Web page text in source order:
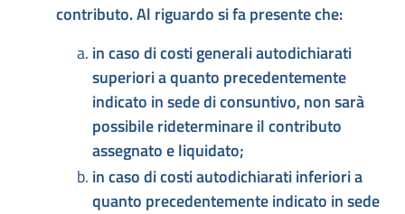
contributo. Al riguardo si fa presente che:
in caso di costi generali autodichiarati
superiori a quanto precedentemente
indicato in sede di consuntivo, non sarà
possibile rideterminare il contributo
assegnato e liquidato;
in caso di costi autodichiarati inferiori a
quanto precedentemente indicato in sede